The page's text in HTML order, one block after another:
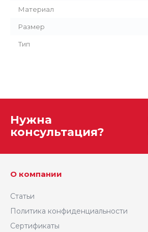
Материал
Размер
Тип
Нужна
консультация?
О компании
Статьи
Политика конфиденциальности
Сертификаты